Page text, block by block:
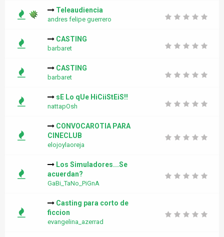
Teleaudiencia
andres felipe guerrero
CASTING
barbaret
CASTING
barbaret
sE Lo qUe HiCiiStEiS!!
nattapOsh
CONVOCAROTIA PARA
CINECLUB
elojoylaoreja
Los Simuladores...Se
acuerdan?
GaBi_TaNo_PiGnA
Casting para corto de
ficcion
evangelina_azerrad